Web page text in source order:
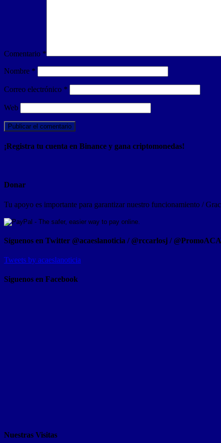
Comentario *
Nombre *
Correo electrónico *
Web
¡Registra tu cuenta en Binance y gana criptomonedas!
Donar
Tu apoyo es importante para garantizar nuestro funcionamiento /
Síguenos en Twitter @acaeslanoticia / @rccarlosj /
Tweets by acaeslanoticia
Siguenos en Facebook
Nuestras Visitas